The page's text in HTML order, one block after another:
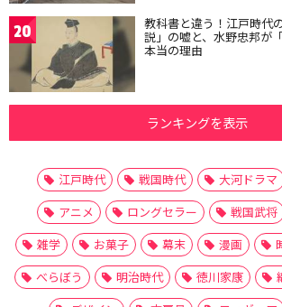
20 教科書と違う！江戸時代
説」の嘘と、水野忠邦が
本当の理由
ランキングを表示
江戸時代 戦国時代 大河ドラマ
アニメ
ロングセラー 戦国武将
雑学
お菓子 幕末 漫画
べらぼう
明治時代 徳川家康